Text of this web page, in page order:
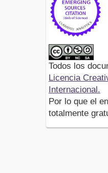
Todos los
Licencia
Internacional.
Por lo que el
totalmente